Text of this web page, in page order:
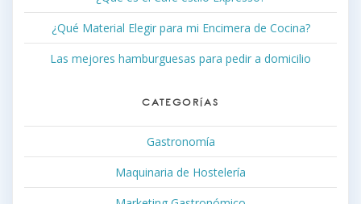
¿Qué Material Elegir para mi Encimera de Cocina?
Las mejores hamburguesas para pedir a domicilio
CATEGORÍAS
Gastronomía
Maquinaria de Hostelería